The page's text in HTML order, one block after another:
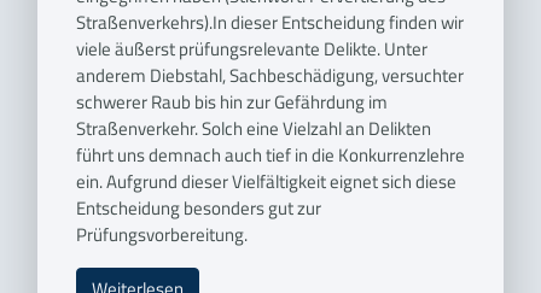
Straßenverkehrs).In dieser Entscheidung finden wir
viele äußerst prüfungsrelevante Delikte. Unter
anderem Diebstahl, Sachbeschädigung, versuchter
schwerer Raub bis hin zur Gefährdung im
Straßenverkehr. Solch eine Vielzahl an Delikten
führt uns demnach auch tief in die Konkurrenzlehre
ein. Aufgrund dieser Vielfältigkeit eignet sich diese
Entscheidung besonders gut zur
Prüfungsvorbereitung.